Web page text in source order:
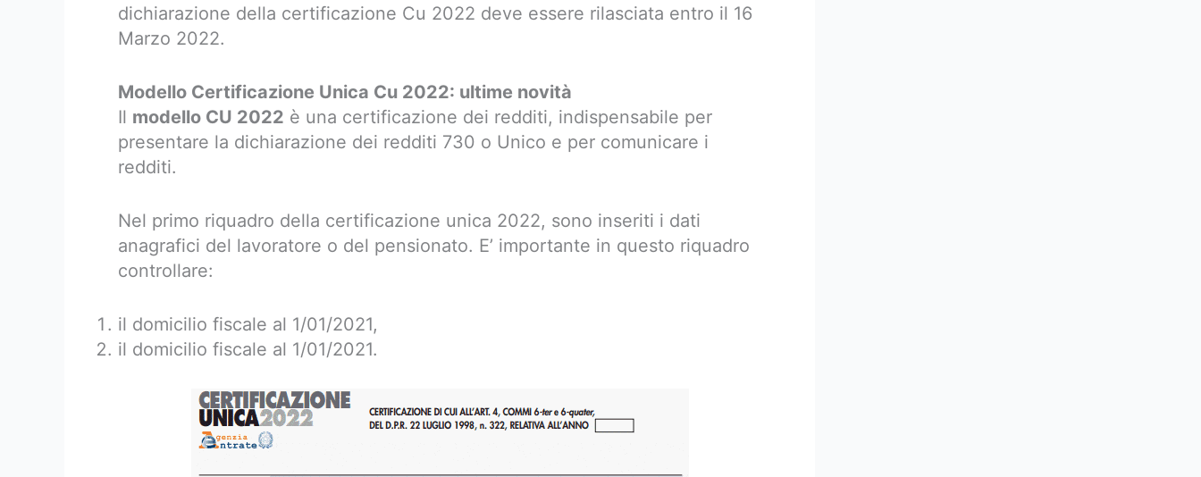
dichiarazione della certificazione Cu 2022 deve essere rilasciata entro il 16
Marzo 2022.
Modello Certificazione Unica Cu 2022: ultime novità
Il modello CU 2022 è una certificazione dei redditi, indispensabile per
presentare la dichiarazione dei redditi 730 o Unico e per comunicare i
redditi.
Nel primo riquadro della certificazione unica 2022, sono inseriti i dati
anagrafici del lavoratore o del pensionato. E’ importante in questo riquadro
controllare:
il domicilio fiscale al 1/01/2021,
il domicilio fiscale al 1/01/2021.